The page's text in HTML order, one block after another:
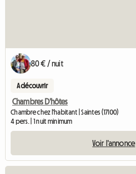
80 € / nuit
A découvrir
Chambres D'hôtes
Chambre chez l'habitant | Saintes (17100)
4 pers. | 1 nuit minimum
Voir l'annonce